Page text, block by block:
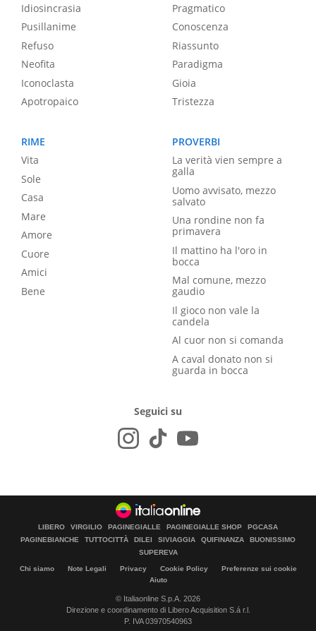
Idiosincrasia
Pusillanime
Refuso
Neofita
Iconoclasta
Apotropaico
Pragmatico
Conoscenza
Riassunto
Paradigma
Gioia
Tristezza
RIME
Vita
Sole
Casa
Mare
Amore
Cuore
Amici
Bene
PROVERBI
La verità vien sempre a
galla
Uomo avvisato, mezzo
salvato
Una rondine non fa
primavera
Il mattino ha l'oro in
bocca
Mal comune, mezzo
gaudio
Il gioco non vale la
candela
Al cuor non si comanda
A caval donato non si
guarda in bocca
Seguici su
LIBERO VIRGILIO PAGINEGIALLE PAGINEGIALLE SHOP
PGCASA
PAGINEBIANCHE
TUTTOCITTÀ DILEI SIVIAGGIA QUIFINANZA
BUONISSIMO
SUPEREVA
Chi siamo Note Legali Privacy Cookie Policy
Preferenze sui cookie
Aiuto
© Italiaonline S.p.A. 2026
Direzione e coordinamento di Libero Acquisition S.á r.l.
P. IVA 03970540963